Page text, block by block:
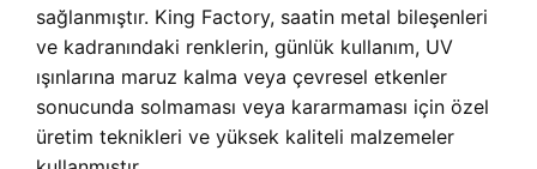
sağlanmıştır. King Factory, saatin metal bileşenleri
ve kadranındaki renklerin, günlük kullanım, UV
ışınlarına maruz kalma veya çevresel etkenler
sonucunda solmaması veya kararmaması için özel
üretim teknikleri ve yüksek kaliteli malzemeler